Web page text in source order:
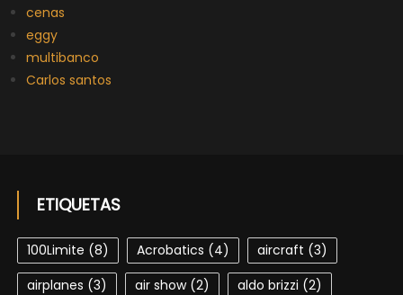
cenas
eggy
multibanco
Carlos santos
ETIQUETAS
100Limite (8) Acrobatics (4) aircraft (3)
airplanes (3) air show(2) aldo brizzi (2)